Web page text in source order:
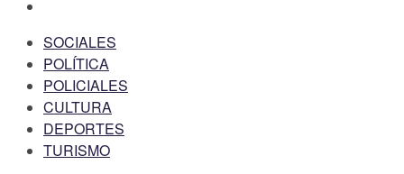
SOCIALES
POLÍTICA
POLICIALES
CULTURA
DEPORTES
TURISMO